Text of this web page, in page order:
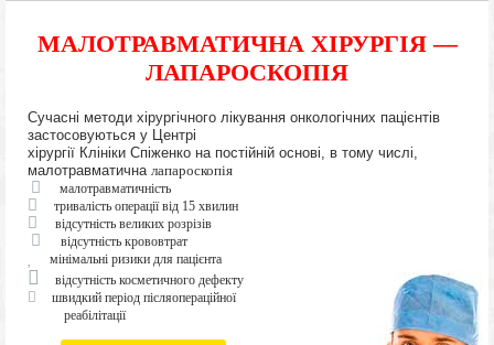
МАЛОТРАВМАТИЧНА ХІРУРГІЯ —
ЛАПАРОСКОПІЯ
Сучасні методи хірургічного лікування онкологічних пацієнтів
застосовуються у Центрі
хірургії Клініки Спіженко на постійній основі, в тому числі,
малотравматична лапароскопія
малотравматичність
тривалість операції від 15 хвилин
відсутність великих розрізів
відсутність крововтрат
мінімальні ризики для пацієнта
відсутність косметичного дефекту
швидкий період післяопераційної
реабілітації